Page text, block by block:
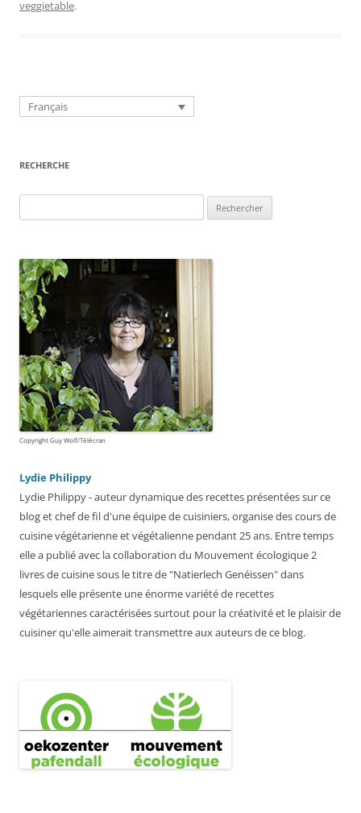
veggietable.
Français
RECHERCHE
Copyright Guy Wolf/Télécran
Lydie Philippy
Lydie Philippy - auteur dynamique des recettes présentées sur ce
blog et chef de fil d'une équipe de cuisiniers, organise des cours de
cuisine végétarienne et végétalienne pendant 25 ans. Entre temps
elle a publié avec la collaboration du Mouvement écologique 2
livres de cuisine sous le titre de "Natierlech Genéissen" dans
lesquels elle présente une énorme variété de recettes
végétariennes caractérisées surtout pour la créativité et le plaisir de
cuisiner qu'elle aimerait transmettre aux auteurs de ce blog.